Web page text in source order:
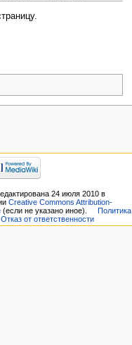
24 июля 2010 в
Creative Commons Attribution-
(если не указано иное).
Политика
Отказ от ответственности